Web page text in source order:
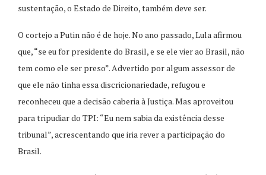
sustentação, o Estado de Direito, também deve ser.
O cortejo a Putin não é de hoje. No ano passado, Lula afirmou
que, “se eu for presidente do Brasil, e se ele vier ao Brasil, não
tem como ele ser preso”. Advertido por algum assessor de
que ele não tinha essa discricionariedade, refugou e
reconheceu que a decisão caberia à Justiça. Mas aproveitou
para tripudiar do TPI: “Eu nem sabia da existência desse
tribunal”, acrescentando que iria rever a participação do
Brasil.